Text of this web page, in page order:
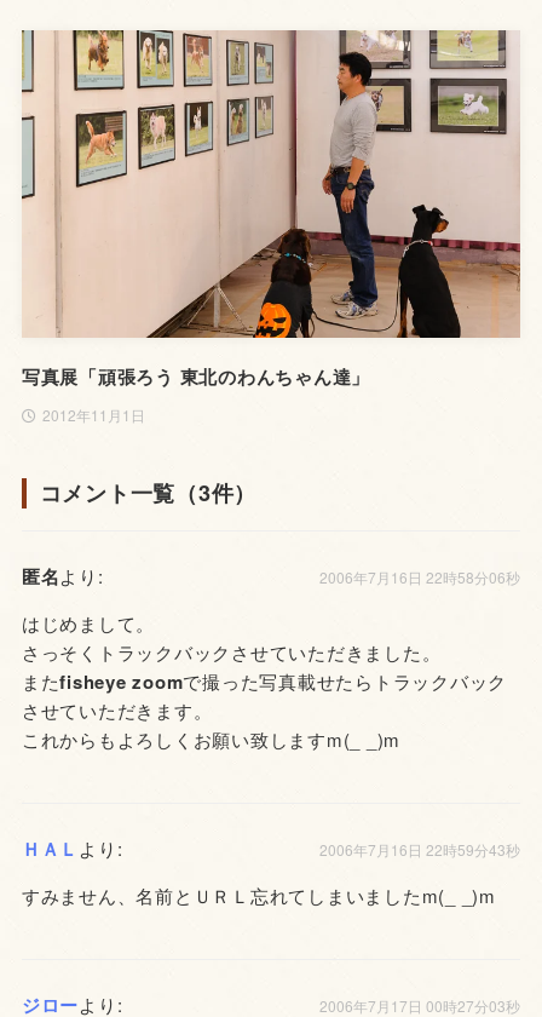
写真展「頑張ろう 東北のわんちゃん達」
2012年11月1日
コメント一覧（3件）
匿名より: 2006年7月16日 22時58分06秒
はじめまして。
さっそくトラックバックさせていただきました。
またfisheye zoomで撮った写真載せたらトラックバック
させていただきます。
これからもよろしくお願い致しますm(_ _)m
ＨＡＬ より: 2006年7月16日 22時59分43秒
すみません、名前とＵＲＬ忘れてしまいましたm(_ _)m
ジローより: 2006年7月17日 00時27分03秒